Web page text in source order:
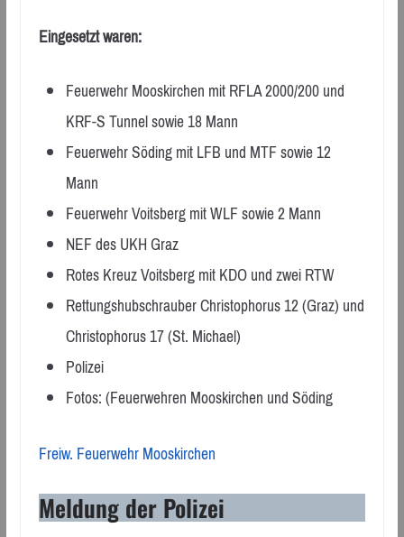
Eingesetzt waren:
Feuerwehr Mooskirchen mit RFLA 2000/200 und
KRF-S Tunnel sowie 18 Mann
Feuerwehr Söding mit LFB und MTF sowie 12
Mann
Feuerwehr Voitsberg mit WLF sowie 2 Mann
NEF des UKH Graz
Rotes Kreuz Voitsberg mit KDO und zwei RTW
Rettungshubschrauber Christophorus 12 (Graz) und
Christophorus 17 (St. Michael)
Polizei
Fotos: (Feuerwehren Mooskirchen und Söding
Freiw. Feuerwehr Mooskirchen
Meldung der Polizei